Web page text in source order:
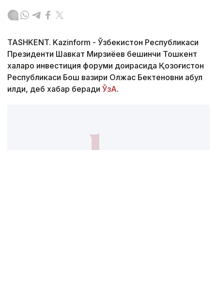
TASHKENT. Kazinform - Ўзбекистон Республикаси
Президенти Шавкат Мирзиёев бешинчи Тошкент
халқаро инвестиция форуми доирасида Қозоғистон
Республикаси Бош вазири Олжас Бектеновни қабул
қилди, деб хабар беради ЎзА.